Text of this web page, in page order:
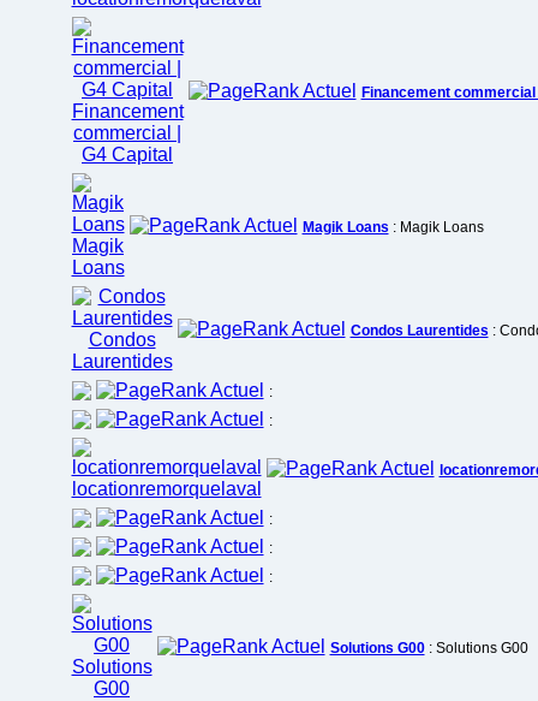
Financement commercial
Magik Loans : Magik Loans
Condos Laurentides :
:
:
:
:
:
Solutions G00: Solutions G00